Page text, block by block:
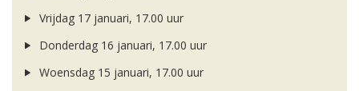
Vrijdag 17 januari, 17.00 uur
Donderdag 16 januari, 17.00 uur
Woensdag 15 januari, 17.00 uur